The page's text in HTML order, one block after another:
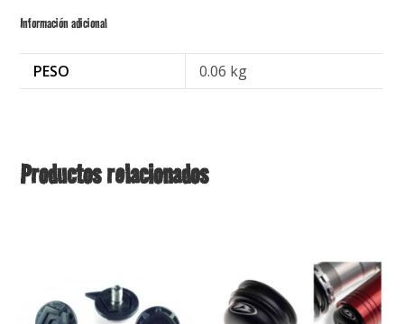
Información adicional
PESO 0.06 kg
Productos relacionados